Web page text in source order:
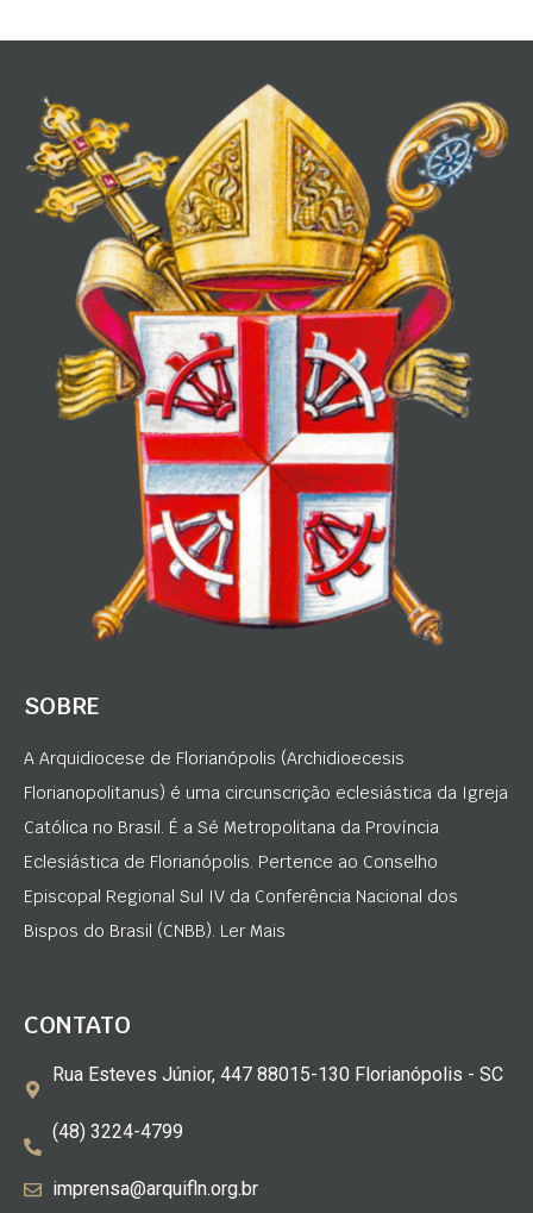
SOBRE
A Arquidiocese de Florianópolis (Archidioecesis
Florianopolitanus) é uma circunscrição eclesiástica da Igreja
Católica no Brasil. É a Sé Metropolitana da Província
Eclesiástica de Florianópolis. Pertence ao Conselho
Episcopal Regional Sul IV da Conferência Nacional dos
Bispos do Brasil (CNBB). Ler Mais
CONTATO
Rua Esteves Júnior, 447 88015-130 Florianópolis - SC
(48) 3224-4799
imprensa@arquifln.org.br